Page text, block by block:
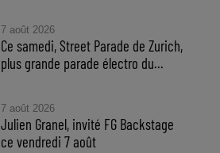
7 août 2026
Ce samedi, Street Parade de Zurich,
plus grande parade électro du...
7 août 2026
Julien Granel, invité FG Backstage
ce vendredi 7 août